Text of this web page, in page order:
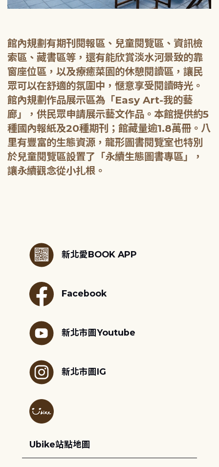
館內規劃有期刊閱報區、兒童閱覽區、資訊檢
索區、藏書區等，還有能欣賞淡水河景致的靠
窗座位區，以及療癒菜園的休憩閱讀區，讓民
眾可以在舒適的氛圍中，愜意享受閱讀時光。
館內規劃作品展示區為「Easy Art-我的藝
廊」，供民眾申請展示藝文作品。本館提供約5
種國內報紙及20種期刊；館藏量逾1.8萬冊。八
里有豐富的生態資源，龍形圖書閱覽室也特別
於兒童閱覽區設置了「永續生態圖書專區」，
新北愛BOOK APP
Facebook
新北市圖Youtube
新北市圖IG
Ubike站點地圖